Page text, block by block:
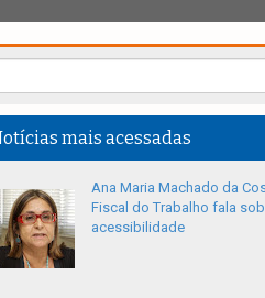
mais acessadas
Ana Maria Machado da
Fiscal do Trabalho fala
acessibilidade